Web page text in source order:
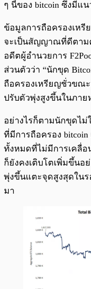
ๆ นี้ของ bitcoin ซึ่งมีแ
ข้อมูลการถือครองเห
จะเป็นสัญญาณที่ดีตามค
อดีตผู้อำนวยการ
ส่วนตัวว่า “นักขุด
ถือครองเหรียญชั่วขณะ
ปรับตัวพุ่งสูงขึ้นในภาย
อย่างไรก็ตามนักขุดไ
ที่มีการถือครอง bitcoin
ทั้งหมดที่ไม่มีการเคลื่อ
ก็ยังคงเติบโตเพิ่มขึ้นอ
พุ่งขึ้นแตะจุดสูงสุดใน
มา